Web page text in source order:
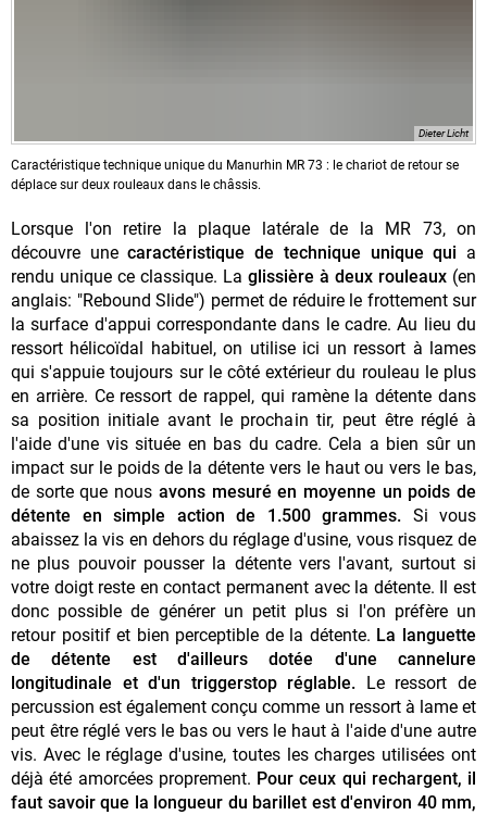
Dieter Licht
Caractéristique technique unique du Manurhin MR 73 : le chariot de retour se
déplace sur deux rouleaux dans le châssis.
Lorsque l'on retire la plaque latérale de la MR 73, on
découvre unecaractéristique de technique unique qui a
rendu unique ce classique. La glissière à deux rouleaux (en
anglais: "Rebound Slide") permet de réduire le frottement sur
la surface d'appui correspondante dans le cadre. Au lieu du
ressort hélicoïdal habituel, on utilise ici un ressort à lames
qui s'appuie toujours sur le côté extérieur du rouleau le plus
en arrière. Ce ressort de rappel, qui ramène la détente dans
sa position initiale avant le prochain tir, peut être réglé à
l'aide d'une vis située en bas du cadre. Cela a bien sûr un
impact sur le poids de la détente vers le haut ou vers le bas,
de sorte que nous avons mesuré en moyenne un poids de
détente en simple action de 1.500 grammes. Si vous
abaissez la vis en dehors du réglage d'usine, vous risquez de
ne plus pouvoir pousser la détente vers l'avant, surtout si
votre doigt reste en contact permanent avec la détente. Il est
donc possible de générer un petit plus si l'on préfère un
retour positif et bien perceptible de la détente. La languette
de détente est d'ailleurs dotée d'une cannelure
longitudinale et d'un triggerstop réglable. Le ressort de
percussion est également conçu comme un ressort à lame et
peut être réglé vers le bas ou vers le haut à l'aide d'une autre
vis. Avec le réglage d'usine, toutes les charges utilisées ont
déjà été amorcées proprement. Pour ceux qui rechargent, il
faut savoir que la longueur du barillet est d'environ 40 mm,